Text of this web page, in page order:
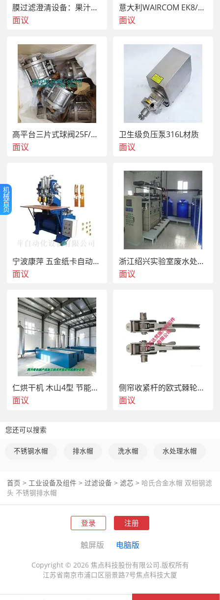
膜过滤澄清设备：果汁、果酒、酵素专用提纯解决方案
面议
意大利WAIRCOM EK8/MF 手动操作杠杆阀 (3/2功能 1/8接口) 现货
面议
高平台三片式球阀25F/32R 2000PSI
面议
卫生级负压泵316L材质
面议
宁波康萍 五金纸卡自动鸡眼机 线路板自动铆接机
面议
浙江绍兴实验室废水处理公司 实验室废水净化设备厂家
面议
仁烘干机 木山4型 节能省电
面议
侧帘收紧杆的欧式棘轮收紧器
面议
您还可以搜索
不锈钢水帽 排水帽 洗水帽 水处理水帽
首页 > 工业设备及组件 > 过滤设备 > 滤芯 > 哈氏合金水帽 双相钢滤
头 不锈钢排水帽
机
械
首
页
登录 注册
触屏版 电脑版
Copyright © 2026 焦点科技股份有限公司.版权所有
江苏省南京市浦口区丽景路7号焦点科技大厦